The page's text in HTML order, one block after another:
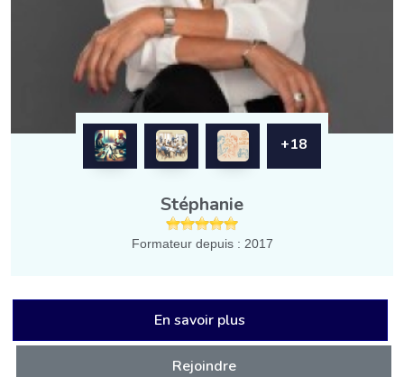
+18
Stéphanie
Formateur depuis : 2017
En savoir plus
Rejoindre